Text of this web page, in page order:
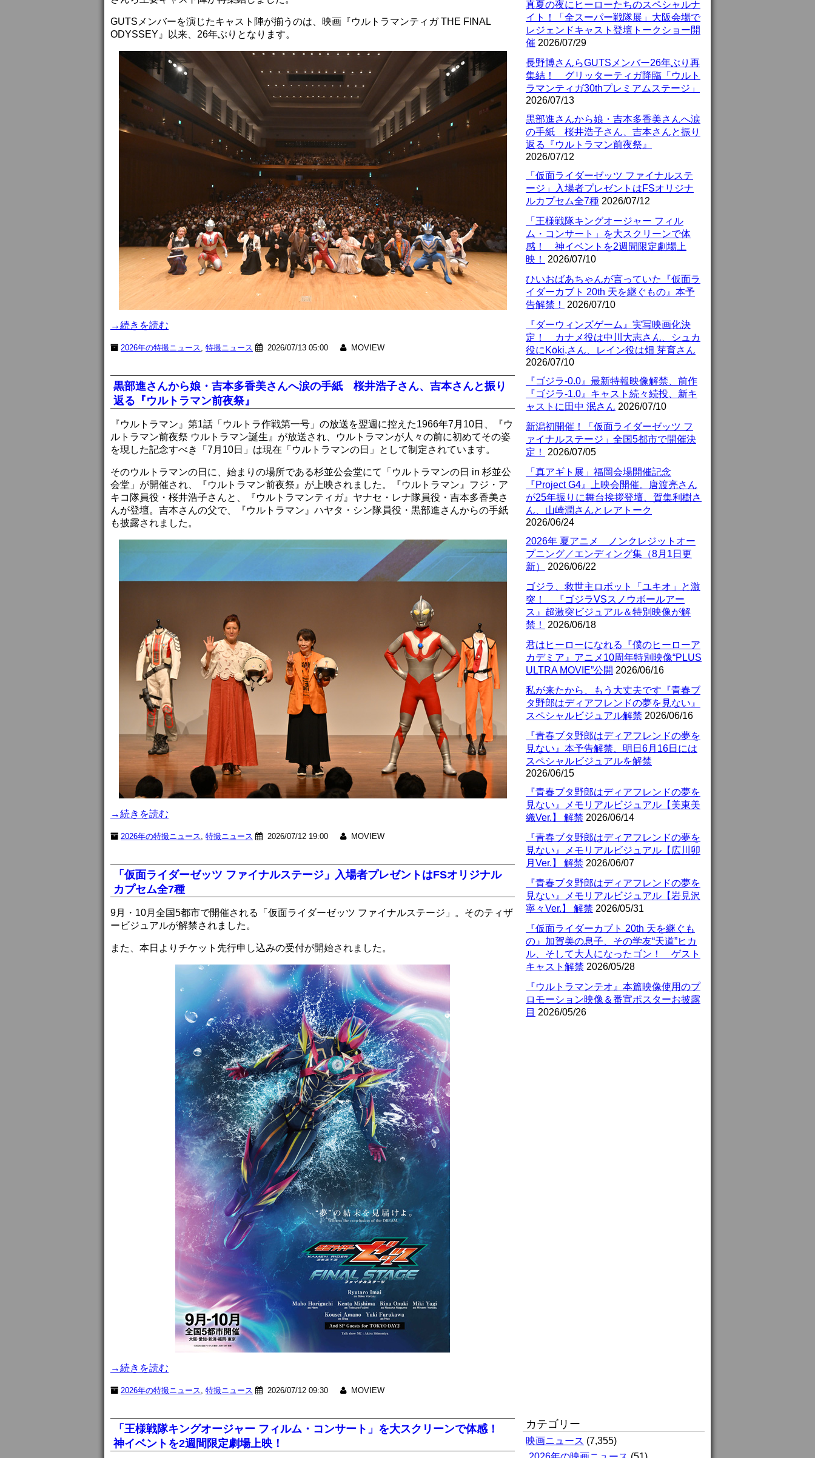
真夏の夜にヒーローたちのスペシャルナ
イト！「全スーパー戦隊展」大阪会場で
レジェンドキャスト登壇トークショー開
催 2026/07/29
長野博さんらGUTSメンバー26年ぶり再
集結！ グリッターティガ降臨「ウルト
ラマンティガ30thプレミアムステージ」
2026/07/13
黒部進さんから娘・吉本多香美さんへ涙
の手紙 桜井浩子さん、吉本さんと振り
返る『ウルトラマン前夜祭』
2026/07/12
「仮面ライダーゼッツ ファイナルステ
ージ」入場者プレゼントはFSオリジナ
ルカプセム全7種 2026/07/12
「王様戦隊キングオージャー フィル
ム・コンサート」を大スクリーンで体
感！ 神イベントを2週間限定劇場上
映！
2026/07/10
ひいおばあちゃんが言っていた『仮面ラ
イダーカブト 20th 天を継ぐもの』本予
告解禁！
2026/07/10
『ダーウィンズゲーム』実写映画化決
定！ カナメ役は中川大志さん、シュカ
役にKōki,さん、レイン役は畑 芽育さん
2026/07/10
『ゴジラ-0.0』最新特報映像解禁、前作
『ゴジラ-1.0』キャスト続々続投、新キ
ャストに田中 泯さん 2026/07/10
新潟初開催！「仮面ライダーゼッツ フ
ァイナルステージ」全国5都市で開催決
定！
2026/07/05
「真アギト展」福岡会場開催記念
『Project G4』上映会開催。唐渡亮さん
が25年振りに舞台挨拶登壇、賀集利樹さ
ん、山崎潤さんとレアトーク
2026/06/24
2026年 夏アニメ ノンクレジットオー
プニング／エンディング集（8月1日更
新）
2026/06/22
ゴジラ、救世主ロボット「ユキオ」と激
突！ 『ゴジラVSスノウボールアー
ス』超激突ビジュアル＆特別映像が解
禁！
2026/06/18
君はヒーローになれる『僕のヒーローア
カデミア』アニメ10周年特別映像“PLUS
ULTRA MOVIE”公開 2026/06/16
私が来たから、もう大丈夫です『青春ブ
タ野郎はディアフレンドの夢を見ない』
スペシャルビジュアル解禁 2026/06/16
『青春ブタ野郎はディアフレンドの夢を
見ない』本予告解禁、明日6月16日には
スペシャルビジュアルを解禁
2026/06/15
『青春ブタ野郎はディアフレンドの夢を
見ない』メモリアルビジュアル【美東美
織Ver.】 解禁 2026/06/14
『青春ブタ野郎はディアフレンドの夢を
見ない』メモリアルビジュアル【広川卯
月Ver.】 解禁 2026/06/07
『青春ブタ野郎はディアフレンドの夢を
見ない』メモリアルビジュアル【岩見沢
寧々Ver.】 解禁 2026/05/31
『仮面ライダーカブト 20th 天を継ぐも
の』加賀美の息子、その学友“天道”ヒカ
ル、そして大人になったゴン！ ゲスト
キャスト解禁 2026/05/28
『ウルトラマンテオ』本篇映像使用のプ
ロモーション映像＆番宣ポスターお披露
目 2026/05/26
カテゴリー
映画ニュース (7,355)
GUTSメンバーを演じたキャスト陣が揃うのは、映画『ウルトラマンティガ THE FINAL
ODYSSEY』以来、26年ぶりとなります。
→続きを読む
2026年の特撮ニュース 特撮ニュース 2026/07/13 05:00 MOVIEW
黒部進さんから娘・吉本多香美さんへ涙の手紙 桜井浩子さん、吉本さんと振り
返る『ウルトラマン前夜祭』
『ウルトラマン』第1話「ウルトラ作戦第一号」の放送を翌週に控えた1966年7月10日、『ウ
ルトラマン前夜祭 ウルトラマン誕生』が放送され、ウルトラマンが人々の前に初めてその姿
を現した記念すべき「7月10日」は現在「ウルトラマンの日」として制定されています。
そのウルトラマンの日に、始まりの場所である杉並公会堂にて「ウルトラマンの日 in 杉並公
会堂」が開催され、『ウルトラマン前夜祭』が上映されました。『ウルトラマン』フジ・ア
キコ隊員役・桜井浩子さんと、『ウルトラマンティガ』ヤナセ・レナ隊員役・吉本多香美さ
んが登壇。吉本さんの父で、『ウルトラマン』ハヤタ・シン隊員役・黒部進さんからの手紙
も披露されました。
→続きを読む
2026年の特撮ニュース 特撮ニュース 2026/07/12 19:00 MOVIEW
「仮面ライダーゼッツ ファイナルステージ」入場者プレゼントはFSオリジナル
カプセム全7種
9月・10月全国5都市で開催される「仮面ライダーゼッツ ファイナルステージ」。そのティザ
ービジュアルが解禁されました。
また、本日よりチケット先行申し込みの受付が開始されました。
→続きを読む
2026年の特撮ニュース 特撮ニュース 2026/07/12 09:30 MOVIEW
「王様戦隊キングオージャー フィルム・コンサート」を大スクリーンで体感！
神イベントを2週間限定劇場上映！